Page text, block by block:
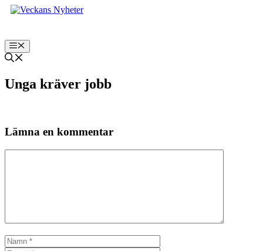
Hoppa
Meny
Unga kräver jobb
Lämna en kommentar
Namn